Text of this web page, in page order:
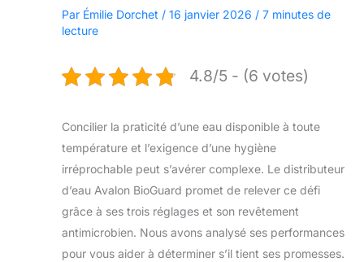
Par Émilie Dorchet / 16 janvier 2026 / 7 minutes de
lecture
4.8/5 - (6 votes)
Concilier la praticité d’une eau disponible à toute
température et l’exigence d’une hygiène
irréprochable peut s’avérer complexe. Le distributeur
d’eau Avalon BioGuard promet de relever ce défi
grâce à ses trois réglages et son revêtement
antimicrobien. Nous avons analysé ses performances
pour vous aider à déterminer s’il tient ses promesses.